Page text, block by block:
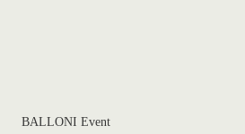
BALLONI Event